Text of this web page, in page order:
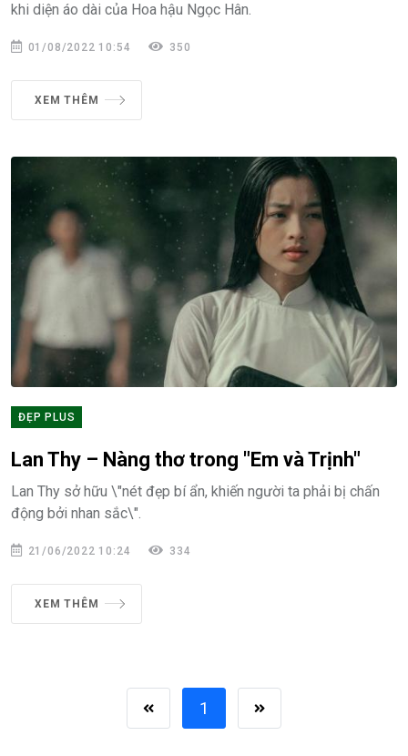
khi diện áo dài của Hoa hậu Ngọc Hân.
01/08/2022 10:54 350
XEM THÊM
ĐẸP PLUS
Lan Thy – Nàng thơ trong "Em và Trịnh"
Lan Thy sở hữu \"nét đẹp bí ẩn, khiến người ta phải bị chấn
động bởi nhan sắc\".
21/06/2022 10:24 334
XEM THÊM
1